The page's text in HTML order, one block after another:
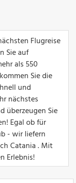
Flugreise
Sie auf
als 550
Sie die
und
nächstes
überzeugen Sie
Egal ob für
- wir liefern
Catania . Mit
Erlebnis!